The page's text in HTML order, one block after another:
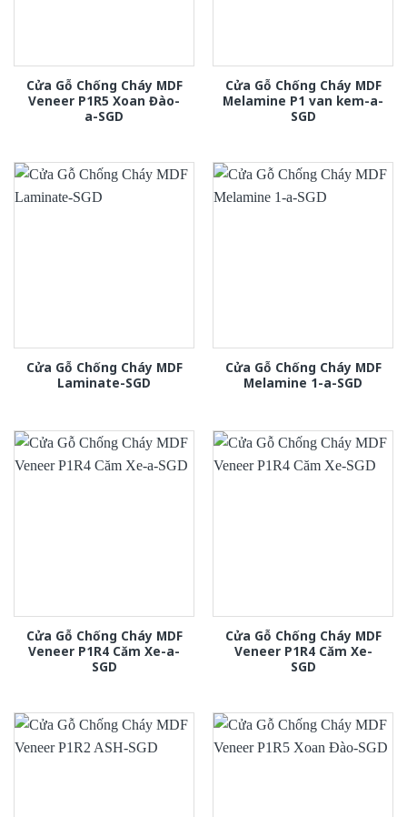
Cửa Gỗ Chống Cháy MDF
Veneer P1R5 Xoan Đào-
a-SGD
Cửa Gỗ Chống Cháy MDF
Melamine P1 van kem-a-
SGD
Cửa Gỗ Chống Cháy MDF
Laminate-SGD
Cửa Gỗ Chống Cháy MDF
Melamine 1-a-SGD
Cửa Gỗ Chống Cháy MDF
Veneer P1R4 Căm Xe-a-
SGD
Cửa Gỗ Chống Cháy MDF
Veneer P1R4 Căm Xe-
SGD